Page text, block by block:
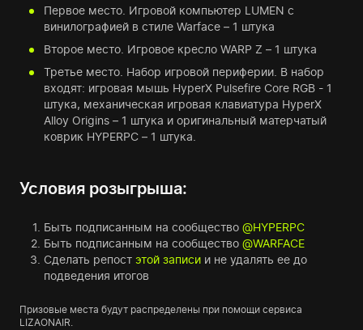
Первое место. Игровой компьютер LUMEN с
винилографией в стиле Warface – 1 штука
Второе место. Игровое кресло WARP Z – 1 штука
Третье место. Набор игровой периферии. В набор
входят: игровая мышь HyperX Pulsefire Core RGB - 1
штука, механическая игровая клавиатура HyperX
Alloy Origins – 1 штука и оригинальный матерчатый
коврик HYPERPC – 1 штука.
Условия розыгрыша:
Быть подписанным на сообщество @HYPERPC
Быть подписанным на сообщество @WARFACE
Сделать репост этой записи и не удалять ее до
подведения итогов
Призовые места будут распределены при помощи сервиса
LIZAONAIR.